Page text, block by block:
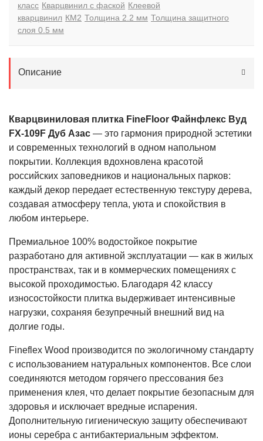
класс Кварцвинил с фаской Клеевой
кварцвинил КМ2 Толщина 2.2 мм Толщина защитного
слоя 0.5 мм
Описание
Кварцвиниловая плитка FineFloor Файнфлекс Вуд
FX-109F Дуб Азас — это гармония природной эстетики
и современных технологий в одном напольном
покрытии. Коллекция вдохновлена красотой
российских заповедников и национальных парков:
каждый декор передает естественную текстуру дерева,
создавая атмосферу тепла, уюта и спокойствия в
любом интерьере.
Премиальное 100% водостойкое покрытие
разработано для активной эксплуатации — как в жилых
пространствах, так и в коммерческих помещениях с
высокой проходимостью. Благодаря 42 классу
износостойкости плитка выдерживает интенсивные
нагрузки, сохраняя безупречный внешний вид на
долгие годы.
Fineflex Wood производится по экологичному стандарту
с использованием натуральных компонентов. Все слои
соединяются методом горячего прессования без
применения клея, что делает покрытие безопасным для
здоровья и исключает вредные испарения.
Дополнительную гигиеническую защиту обеспечивают
ионы серебра с антибактериальным эффектом.